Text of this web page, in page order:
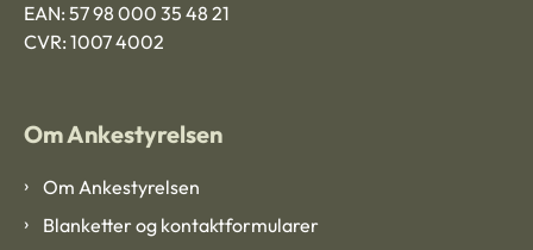
EAN: 57 98 000 35 48 21
CVR: 1007 4002
Om Ankestyrelsen
Om Ankestyrelsen
Blanketter og kontaktformularer